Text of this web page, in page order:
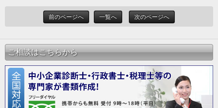
前のページへ 一覧へ 次のページへ
ご相談はこちらから